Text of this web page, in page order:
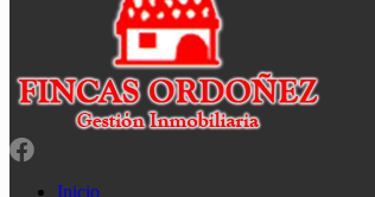
Inicio